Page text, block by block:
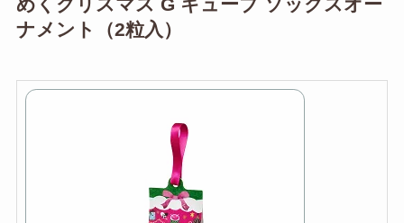
めくクリスマス G キューブ ソックスオー
ナメント（2粒入）